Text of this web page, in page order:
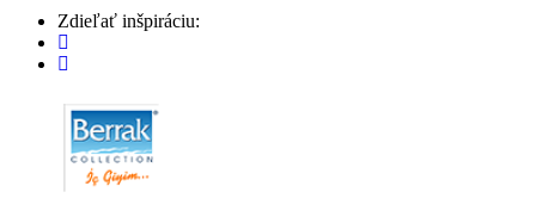
Zdieľať inšpiráciu: